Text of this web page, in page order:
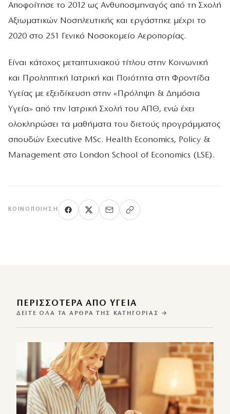
Αποφοίτησε το 2012 ως Ανθυποσμηναγός από τη Σχολή
Αξιωματικών Νοσηλευτικής και εργάστηκε μέχρι το
2020 στο 251 Γενικό Νοσοκομείο Αεροπορίας.
Είναι κάτοχος μεταπτυχιακού τίτλου στην Κοινωνική
και Προληπτική Ιατρική και Ποιότητα στη Φροντίδα
Υγείας με εξειδίκευση στην «Πρόληψη & Δημόσια
Υγεία» από την Ιατρική Σχολή του ΑΠΘ, ενώ έχει
ολοκληρώσει τα μαθήματα του διετούς προγράμματος
σπουδών Executive MSc. Health Economics, Policy &
Management στο London School of Economics (LSE).
ΚΟΙΝΟΠΟΊΗΣΗ
ΠΕΡΙΣΣΌΤΕΡΑ ΑΠΌ ΥΓΕΙΑ
ΔΕΊΤΕ ΌΛΑ ΤΑ ΆΡΘΡΑ ΤΗΣ ΚΑΤΗΓΟΡΊΑΣ →